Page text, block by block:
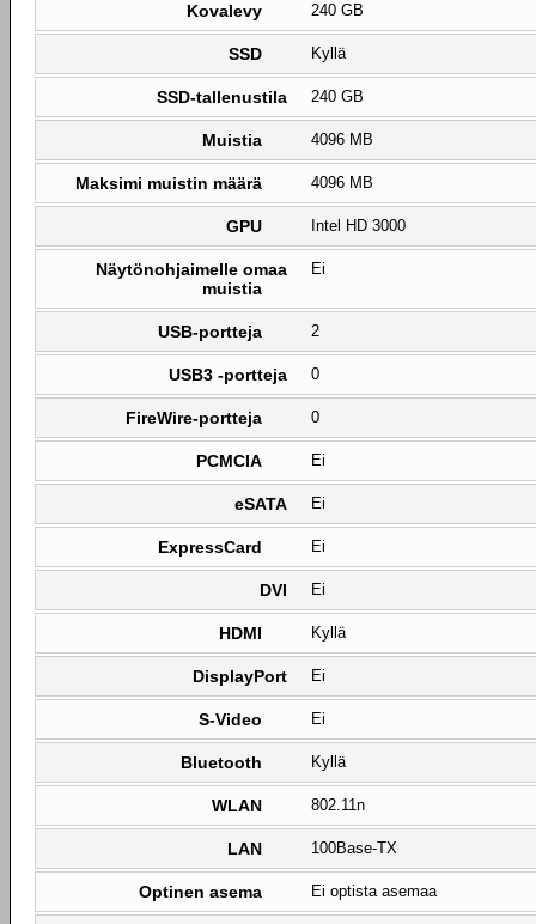
Kovalevy 240 GB
SSD Kyllä
SSD-tallenustila 240 GB
Muistia 4096 MB
Maksimi muistin määrä 4096 MB
GPU Intel HD 3000
Näytönohjaimelle omaa
muistia
Ei
USB-portteja 2
USB3 -portteja 0
FireWire-portteja 0
PCMCIA Ei
eSATA Ei
ExpressCard Ei
DVI Ei
HDMI Kyllä
DisplayPort Ei
S-Video Ei
Bluetooth Kyllä
WLAN 802.11n
LAN 100Base-TX
Optinen asema Ei optista asemaa